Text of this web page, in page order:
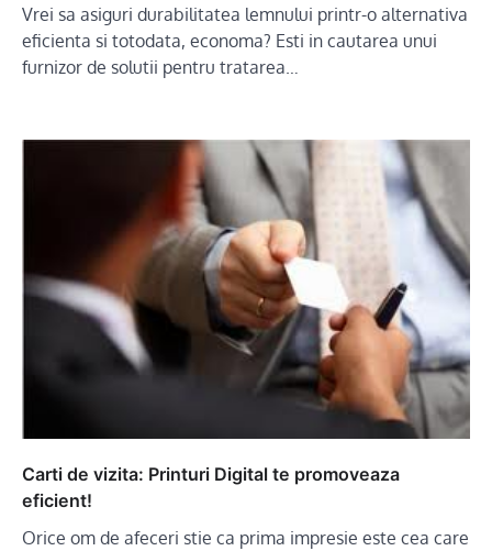
Vrei sa asiguri durabilitatea lemnului printr-o alternativa
eficienta si totodata, economa? Esti in cautarea unui
furnizor de solutii pentru tratarea…
Carti de vizita: Printuri Digital te promoveaza
eficient!
Orice om de afeceri stie ca prima impresie este cea care